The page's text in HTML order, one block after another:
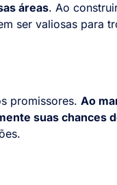
áreas. Ao
ser valiosas para
promissores. Ao
suas chances